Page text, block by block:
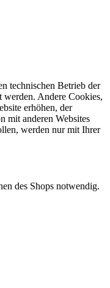
technischen Betrieb der
werden. Andere Cookies,
erhöhen, der
mit anderen Websites
werden nur mit Ihrer
des Shops notwendig.